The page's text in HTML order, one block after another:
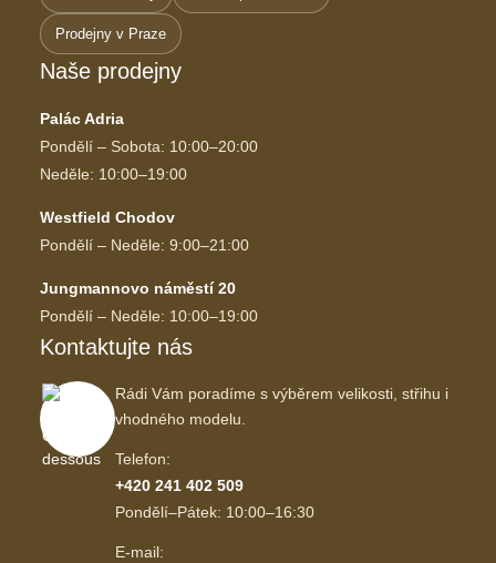
Prodejny v Praze
Naše prodejny
Palác Adria
Pondělí – Sobota: 10:00–20:00
Neděle: 10:00–19:00
Westfield Chodov
Pondělí – Neděle: 9:00–21:00
Jungmannovo náměstí 20
Pondělí – Neděle: 10:00–19:00
Kontaktujte nás
Rádi Vám poradíme s výběrem velikosti, střihu i
vhodného modelu.
Telefon:
+420 241 402 509
Pondělí–Pátek: 10:00–16:30
E-mail: